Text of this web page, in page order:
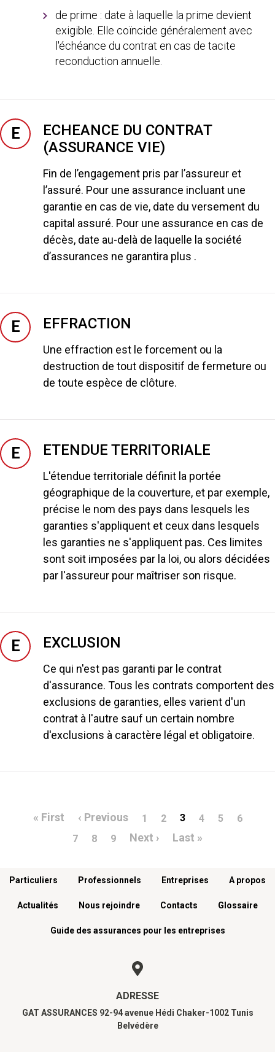
de prime : date à laquelle la prime devient
exigible. Elle coïncide généralement avec
l'échéance du contrat en cas de tacite
reconduction annuelle.
E
ECHEANCE DU CONTRAT
(ASSURANCE VIE)
Fin de l’engagement pris par l’assureur et
l’assuré. Pour une assurance incluant une
garantie en cas de vie, date du versement du
capital assuré. Pour une assurance en cas de
décès, date au-delà de laquelle la société
d’assurances ne garantira plus .
E EFFRACTION
Une effraction est le forcement ou la
destruction de tout dispositif de fermeture ou
de toute espèce de clôture.
E ETENDUE TERRITORIALE
L'étendue territoriale définit la portée
géographique de la couverture, et par exemple,
précise le nom des pays dans lesquels les
garanties s'appliquent et ceux dans lesquels
les garanties ne s'appliquent pas. Ces limites
sont soit imposées par la loi, ou alors décidées
par l'assureur pour maîtriser son risque.
E EXCLUSION
Ce qui n'est pas garanti par le contrat
d'assurance. Tous les contrats comportent des
exclusions de garanties, elles varient d'un
contrat à l'autre sauf un certain nombre
d'exclusions à caractère légal et obligatoire.
Pagination
« FirstPremière page
‹ PreviousPage précédente
1 2 3 4 5
6
7
8 9 Next ›Page suivante
Last »Dernière page
Menu footer
Particuliers Professionnels Entreprises A propos
Actualités Nous rejoindre Contacts Glossaire
Guide des assurances pour les entreprises
ADRESSE
GAT ASSURANCES 92-94 avenue Hédi Chaker-1002 Tunis
Belvédère